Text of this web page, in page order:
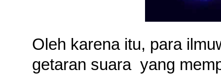
Oleh karena itu, para
getaran suara yang